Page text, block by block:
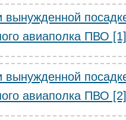
вынужденной
авиаполка ПВО [1]
вынужденной
авиаполка ПВО [2]